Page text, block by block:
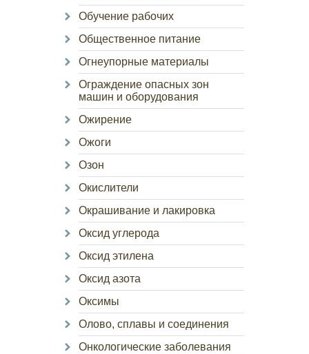
Обучение рабочих
Общественное питание
Огнеупорные материалы
Ограждение опасных зон
машин и оборудования
Ожирение
Ожоги
Озон
Окислители
Окрашивание и лакировка
Оксид углерода
Оксид этилена
Оксид азота
Оксимы
Олово, сплавы и соединения
Онкологические заболевания